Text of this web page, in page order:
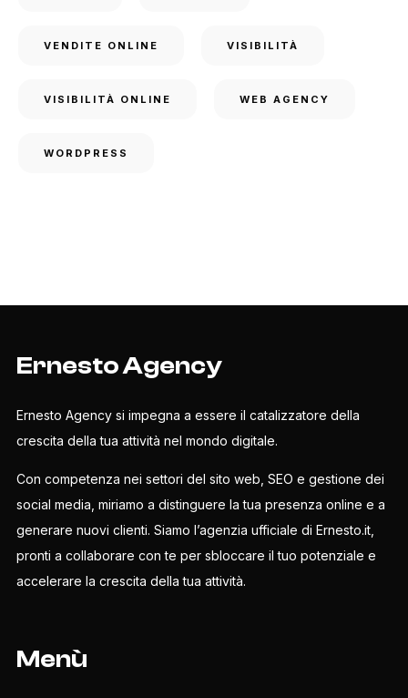
VENDITE ONLINE VISIBILITÀ
VISIBILITÀ ONLINE WEB AGENCY
WORDPRESS
Ernesto Agency
Ernesto Agency si impegna a essere il catalizzatore della
crescita della tua attività nel mondo digitale.
Con competenza nei settori del sito web, SEO e gestione dei
social media, miriamo a distinguere la tua presenza online e a
generare nuovi clienti. Siamo l’agenzia ufficiale di Ernesto.it,
pronti a collaborare con te per sbloccare il tuo potenziale e
accelerare la crescita della tua attività.
Menù